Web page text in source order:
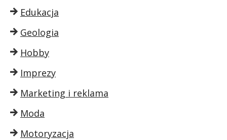
Edukacja
Geologia
Hobby
Imprezy
Marketing i reklama
Moda
Motoryzacja